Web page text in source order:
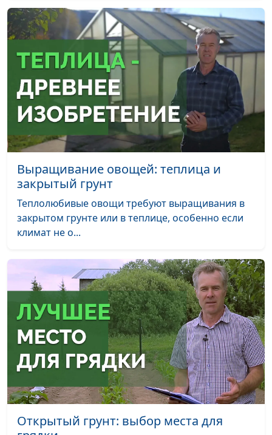
Семена Алексей Чижов
Вступление к циклу Алексей Чижов #1
Выращивание овощей: теплица и
закрытый грунт
Теплолюбивые овощи требуют выращивания в
закрытом грунте или в теплице, особенно если
климат не о...
Открытый грунт: выбор места для